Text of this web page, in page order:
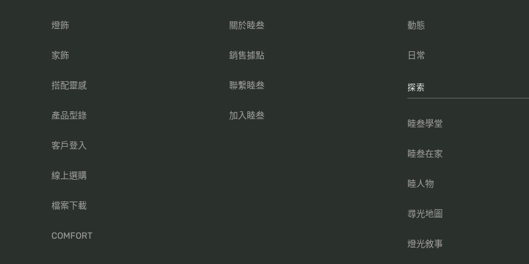
燈飾
家飾
搭配靈感
產品型錄
客戶登入
線上選購
檔案下載
COMFORT
關於睦叁
銷售據點
聯繫睦叁
加入睦叁
動態
日常
探索
睦叁學堂
睦叁在家
睦人物
尋光地圖
燈光敘事